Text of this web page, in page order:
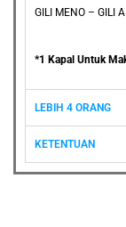
GILI MENO –
*1 Kapal Untuk
LEBIH 4 ORANG
KETENTUAN